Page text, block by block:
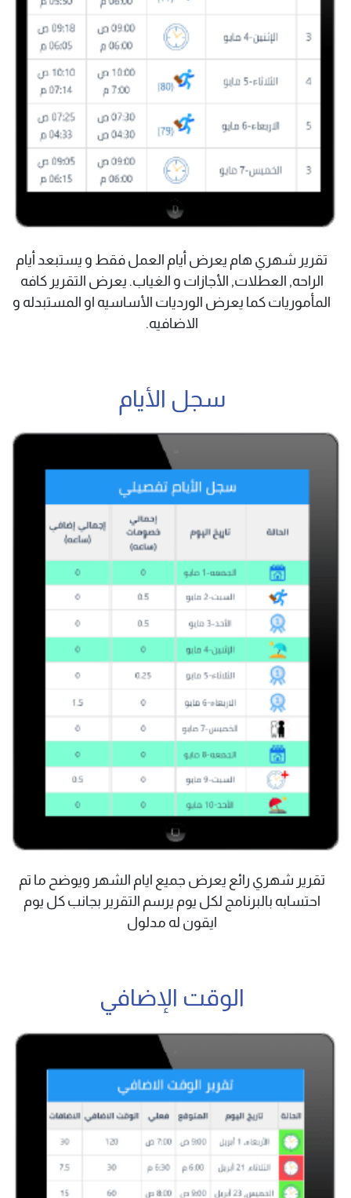
تقرير شهري هام يعرض أيام العمل فقط و يستبعد أيام
الراحه, العطلات, الأجازات و الغياب. يعرض التقرير كافه
المأموريات كما يعرض الورديات الأساسيه او المستبدله و
الاضافيه.
سجل الأيام
تقرير شهري رائع يعرض جميع ايام الشهر ويوضح ما تم
احتسابه بالبرنامج لكل يوم يرسم التقرير بجانب كل يوم
ايقون له مدلول
الوقت الإضافي